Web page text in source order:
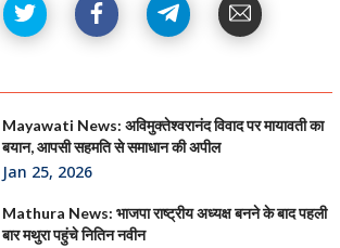
Mayawati News: अविमुक्तेश्वरानंद विवाद पर मायावती का
बयान, आपसी सहमति से समाधान की अपील
Jan 25, 2026
Mathura News: भाजपा राष्ट्रीय अध्यक्ष बनने के बाद पहली
बार मथुरा पहुंचे नितिन नवीन